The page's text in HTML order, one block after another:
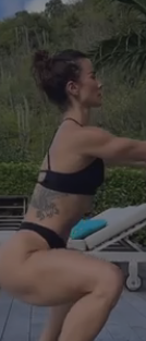
новинки
мюзиклов,